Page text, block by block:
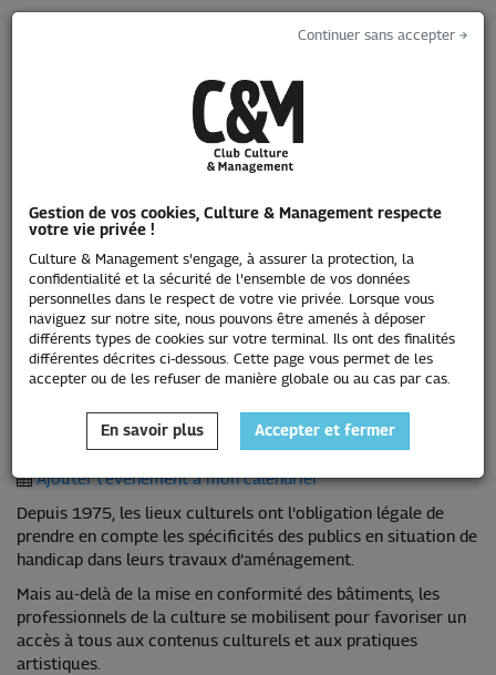
Saison 2021-2022
Cycle Culture, bien essentiel 2/3 :
Lieux culturels : quels nouveaux
dispositifs pour inclure les
publics en situation de handicap
?
mercredi 09 février 2022 à 19:00
Ajouter l'événement à mon calendrier
Depuis 1975, les lieux culturels ont l'obligation légale de
prendre en compte les spécificités des publics en situation de
handicap dans leurs travaux d’aménagement.
Mais au-delà de la mise en conformité des bâtiments, les
professionnels de la culture se mobilisent pour favoriser un
accès à tous aux contenus culturels et aux pratiques
artistiques.
Continuer sans accepter →
Gestion de vos cookies, Culture & Management respecte
votre vie privée !
Culture & Management s'engage, à assurer la protection, la
confidentialité et la sécurité de l'ensemble de vos données
personnelles dans le respect de votre vie privée. Lorsque vous
naviguez sur notre site, nous pouvons être amenés à déposer
différents types de cookies sur votre terminal. Ils ont des finalités
différentes décrites ci-dessous. Cette page vous permet de les
accepter ou de les refuser de manière globale ou au cas par cas.
En savoir plus Accepter et fermer